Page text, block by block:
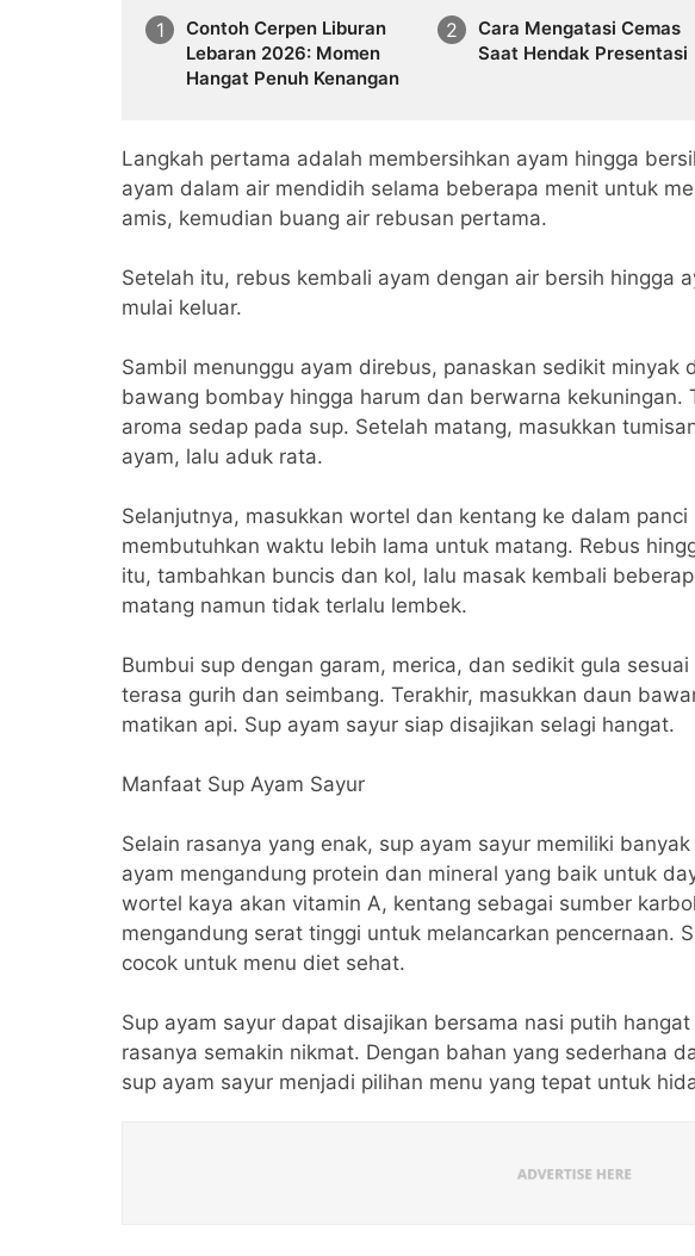
Contoh Cerpen Liburan
Lebaran 2026: Momen
Hangat Penuh Kenangan
Cara Mengatasi Cemas
Saat Hendak Presentasi
Langkah pertama adalah membersihkan ayam hingga
ayam dalam air mendidih selama beberapa menit untuk
amis, kemudian buang air rebusan pertama.
Setelah itu, rebus kembali ayam dengan air bersih hingga
mulai keluar.
Sambil menunggu ayam direbus, panaskan sedikit minyak
bawang bombay hingga harum dan berwarna kekuningan.
aroma sedap pada sup. Setelah matang, masukkan
ayam, lalu aduk rata.
Selanjutnya, masukkan wortel dan kentang ke dalam
membutuhkan waktu lebih lama untuk matang. Rebus
itu, tambahkan buncis dan kol, lalu masak kembali
matang namun tidak terlalu lembek.
Bumbui sup dengan garam, merica, dan sedikit gula
terasa gurih dan seimbang. Terakhir, masukkan daun
matikan api. Sup ayam sayur siap disajikan selagi hangat.
Manfaat Sup Ayam Sayur
Selain rasanya yang enak, sup ayam sayur memiliki
ayam mengandung protein dan mineral yang baik untuk
wortel kaya akan vitamin A, kentang sebagai sumber
mengandung serat tinggi untuk melancarkan pencernaan.
cocok untuk menu diet sehat.
Sup ayam sayur dapat disajikan bersama nasi putih
rasanya semakin nikmat. Dengan bahan yang sederhana
sup ayam sayur menjadi pilihan menu yang tepat untuk